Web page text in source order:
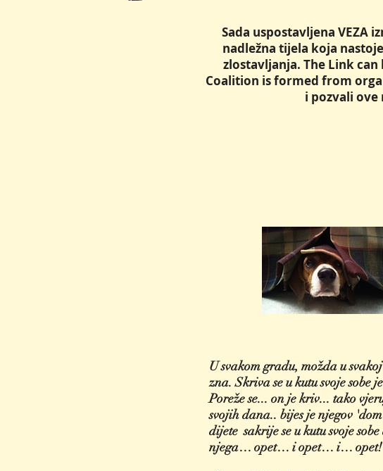
Sada uspostavljena VEZA
nadležna tijela koja
zlostavljanja. The Link
Coalition is formed from
i pozvali
U svakom gradu, možda u
zna. Skriva se u kutu svoje
Poreže se... on je kriv... tako
svojih dana.. bijes je njegov
dijete sakrije se u kutu svoje
njega… opet… i opet… i… opet!